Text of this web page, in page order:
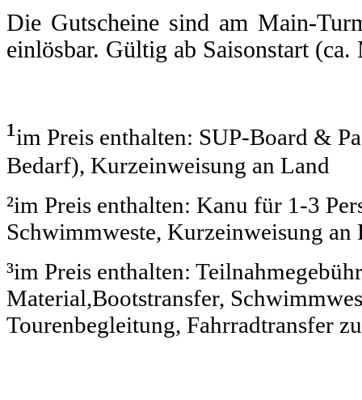
Die Gutscheine sind am Main-
einlösbar. Gültig ab Saisonstart
¹im Preis enthalten: SUP-Board &
Bedarf), Kurzeinweisung an Land
²im Preis enthalten: Kanu für 1-3
Schwimmweste, Kurzeinweisung an
³im Preis enthalten:
Material,Bootstransfer,
Tourenbegleitung, Fahrradtransfer